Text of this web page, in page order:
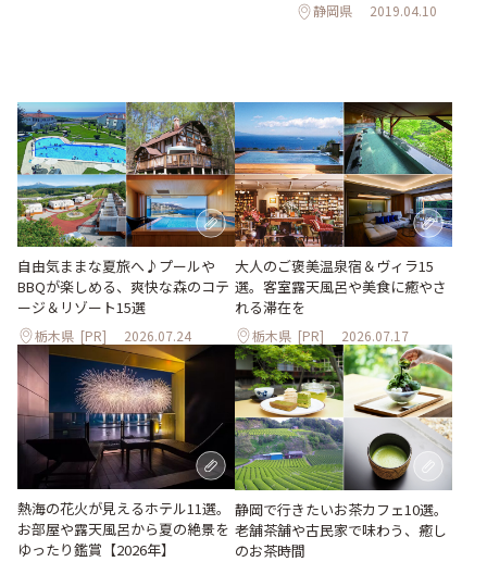
静岡県 2019.04.10
自由気ままな夏旅へ♪プールや
BBQが楽しめる、爽快な森のコテ
ージ＆リゾート15選
栃木県 [PR] 2026.07.24
大人のご褒美温泉宿＆ヴィラ15
選。客室露天風呂や美食に癒やさ
れる滞在を
栃木県 [PR] 2026.07.17
熱海の花火が見えるホテル11選。
お部屋や露天風呂から夏の絶景を
ゆったり鑑賞【2026年】
静岡で行きたいお茶カフェ10選。
老舗茶舗や古民家で味わう、癒し
のお茶時間